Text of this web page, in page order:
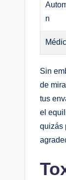
n
Sin
de
tus
el
quizás